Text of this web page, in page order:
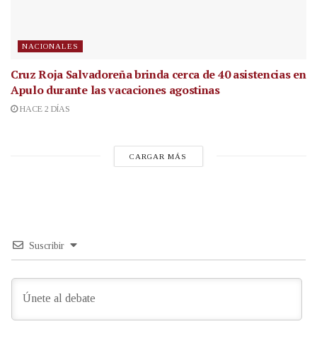
NACIONALES
Cruz Roja Salvadoreña brinda cerca de 40 asistencias en
Apulo durante las vacaciones agostinas
HACE 2 DÍAS
CARGAR MÁS
Suscribir